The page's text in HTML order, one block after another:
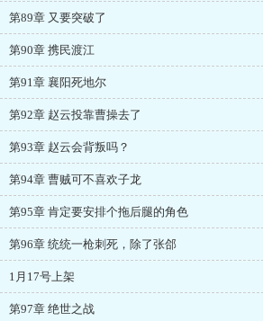
第89章 又要突破了
第90章 携民渡江
第91章 襄阳死地尔
第92章 赵云投靠曹操去了
第93章 赵云会背叛吗？
第94章 曹贼可不喜欢子龙
第95章 肯定要安排个拖后腿的角色
第96章 统统一枪刺死，除了张郃
1月17号上架
第97章 绝世之战